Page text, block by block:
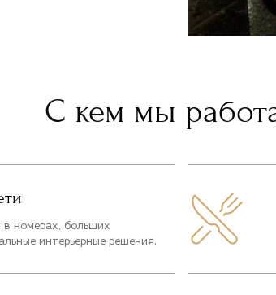
С кем мы
номерах, больших
интерьерные решения.